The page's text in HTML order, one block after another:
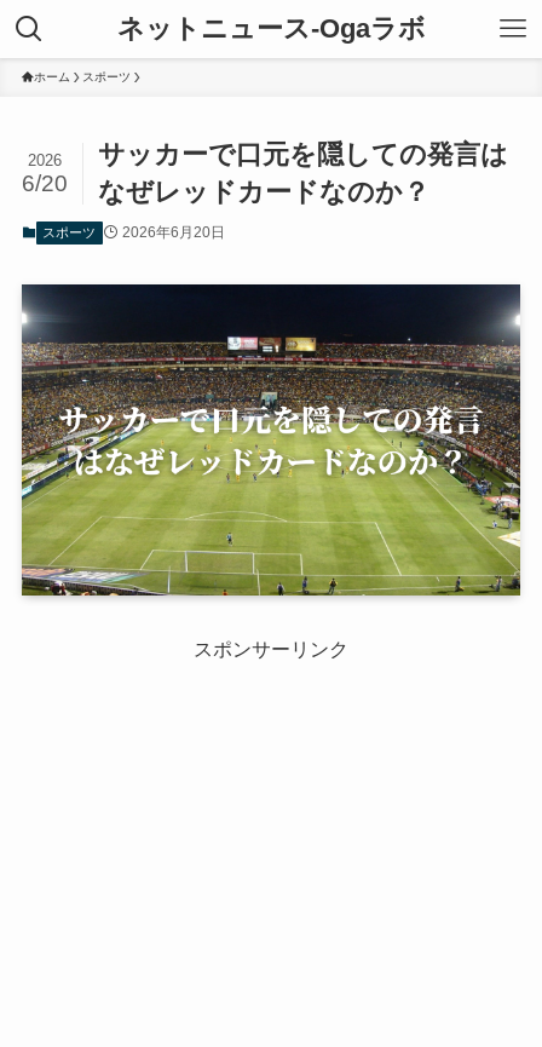
ネットニュース-Ogaラボ
ホーム スポーツ
サッカーで口元を隠しての発言は
なぜレッドカードなのか？
2026
6/20
スポーツ 2026年6月20日
スポンサーリンク